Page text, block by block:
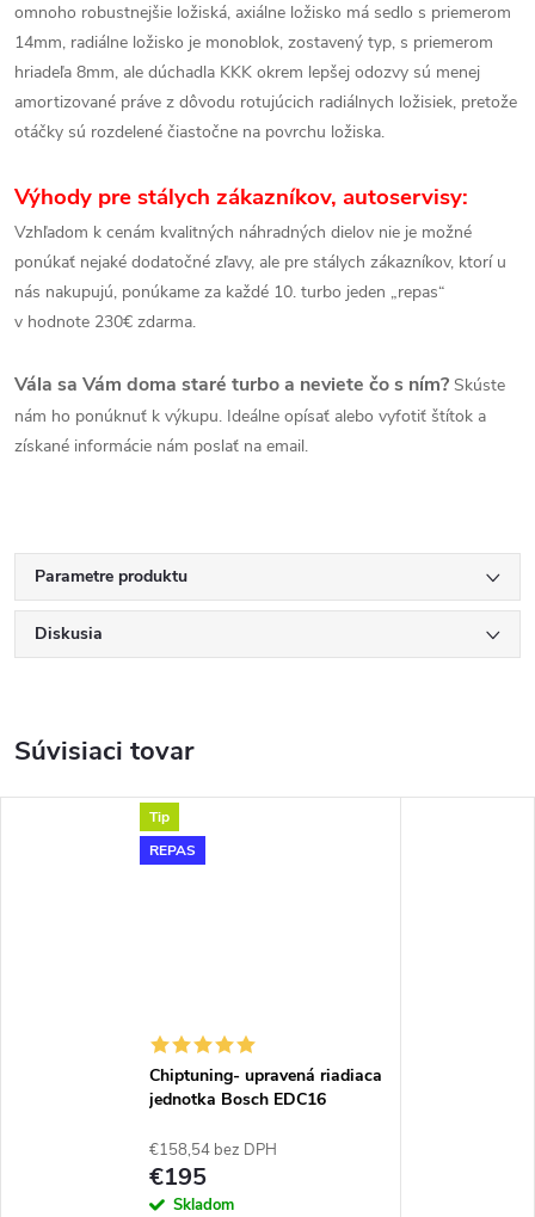
omnoho robustnejšie ložiská, axiálne ložisko má sedlo s priemerom
14mm, radiálne ložisko je monoblok, zostavený typ, s priemerom
hriadeľa 8mm, ale dúchadla KKK okrem lepšej odozvy sú menej
amortizované práve z dôvodu rotujúcich radiálnych ložisiek, pretože
otáčky sú rozdelené čiastočne na povrchu ložiska.
Výhody pre stálych zákazníkov, autoservisy:
Vzhľadom k cenám kvalitných náhradných dielov nie je možné
ponúkať nejaké dodatočné zľavy, ale pre stálych zákazníkov, ktorí u
nás nakupujú, ponúkame za každé 10. turbo jeden „repas“
v hodnote 230€ zdarma.
Vála sa Vám doma staré turbo a neviete čo s ním? Skúste
nám ho ponúknuť k výkupu. Ideálne opísať alebo vyfotiť štítok a
získané informácie nám poslať na email.
Parametre produktu
Diskusia
Súvisiaci tovar
Tip
REPAS
Chiptuning- upravená riadiaca
jednotka Bosch EDC16
€158,54 bez DPH
€195
Skladom